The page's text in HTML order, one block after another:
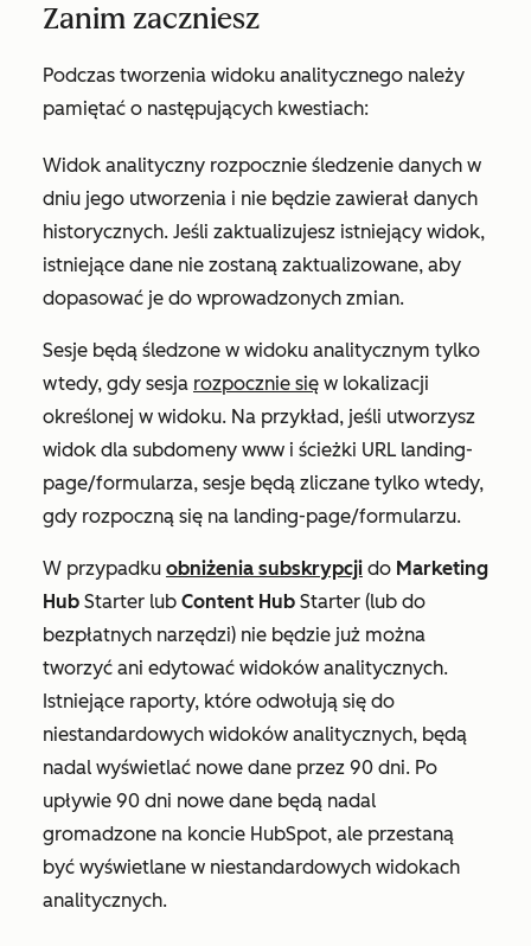
Zanim zaczniesz
Podczas tworzenia widoku analitycznego należy
pamiętać o następujących kwestiach:
Widok analityczny rozpocznie śledzenie danych w
dniu jego utworzenia i nie będzie zawierał danych
historycznych. Jeśli zaktualizujesz istniejący widok,
istniejące dane nie zostaną zaktualizowane, aby
dopasować je do wprowadzonych zmian.
Sesje będą śledzone w widoku analitycznym tylko
wtedy, gdy sesja rozpocznie się w lokalizacji
określonej w widoku. Na przykład, jeśli utworzysz
widok dla subdomeny www i ścieżki URL landing-
page/formularza, sesje będą zliczane tylko wtedy,
gdy rozpoczną się na landing-page/formularzu.
W przypadku obniżenia subskrypcji do Marketing
Hub Starter lub Content Hub Starter (lub do
bezpłatnych narzędzi) nie będzie już można
tworzyć ani edytować widoków analitycznych.
Istniejące raporty, które odwołują się do
niestandardowych widoków analitycznych, będą
nadal wyświetlać nowe dane przez 90 dni. Po
upływie 90 dni nowe dane będą nadal
gromadzone na koncie HubSpot, ale przestaną
być wyświetlane w niestandardowych widokach
analitycznych.